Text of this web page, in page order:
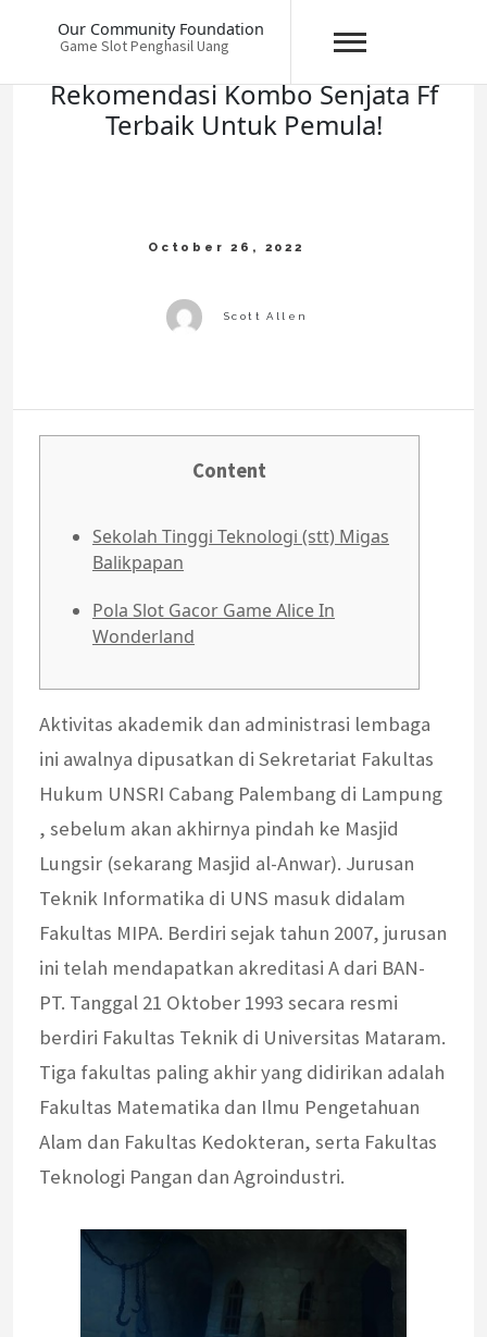
Our Community Foundation
Game Slot Penghasil Uang
Rekomendasi Kombo Senjata Ff
Terbaik Untuk Pemula!
Content
Sekolah Tinggi Teknologi (stt) Migas
Balikpapan
Pola Slot Gacor Game Alice In
Wonderland
Aktivitas akademik dan administrasi lembaga
ini awalnya dipusatkan di Sekretariat Fakultas
Hukum UNSRI Cabang Palembang di Lampung
, sebelum akan akhirnya pindah ke Masjid
Lungsir (sekarang Masjid al-Anwar). Jurusan
Teknik Informatika di UNS masuk didalam
Fakultas MIPA. Berdiri sejak tahun 2007, jurusan
ini telah mendapatkan akreditasi A dari BAN-
PT. Tanggal 21 Oktober 1993 secara resmi
berdiri Fakultas Teknik di Universitas Mataram.
Tiga fakultas paling akhir yang didirikan adalah
Fakultas Matematika dan Ilmu Pengetahuan
Alam dan Fakultas Kedokteran, serta Fakultas
Teknologi Pangan dan Agroindustri.